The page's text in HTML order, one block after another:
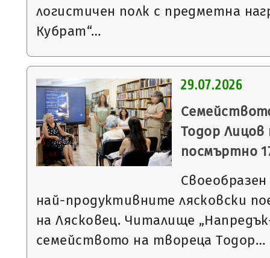
логистичен полк с предметна
Кубрат“…
29.07.2026
Тодор
посмъртно
най-продуктивните лясковски
на Лясковец. Читалище
семейството на твореца Тодор…